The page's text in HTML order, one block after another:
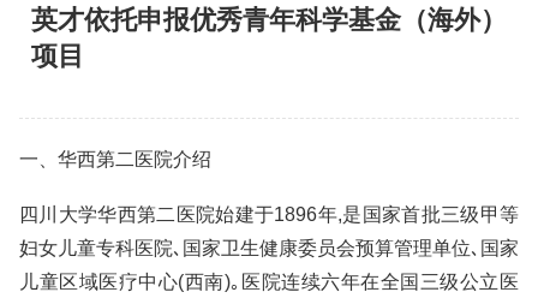
英才依托申报优秀青年科学基金（海外）
项目
一、华西第二医院介绍
四川大学华西第二医院始建于1896年,是国家首批三级甲等
妇女儿童专科医院､国家卫生健康委员会预算管理单位､国家
儿童区域医疗中心(西南)｡医院连续六年在全国三级公立医